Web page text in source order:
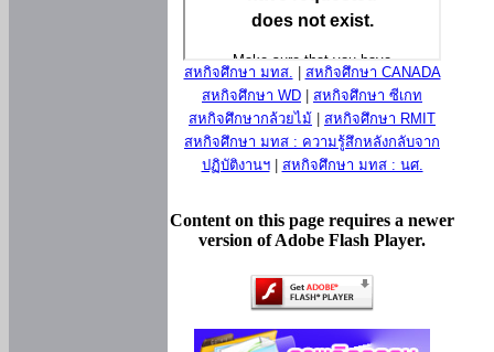
สหกิจศึกษา มทส.
สหกิจศึกษา CANADA
สหกิจศึกษา WD
สหกิจศึกษา ซีเกท
สหกิจศึกษากล้วยไม้
สหกิจศึกษา RMIT
สหกิจศึกษา มทส : ความรู้สึกหลังกลับจาก
ปฏิบัติงานฯ| สหกิจศึกษา มทส : นศ.
Content on this page requires a newer
version of Adobe Flash Player.